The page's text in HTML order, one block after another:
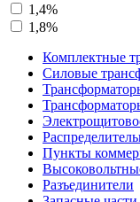
1,4%
1,8%
Комплектные
Силовые
Пункты
Разъединители